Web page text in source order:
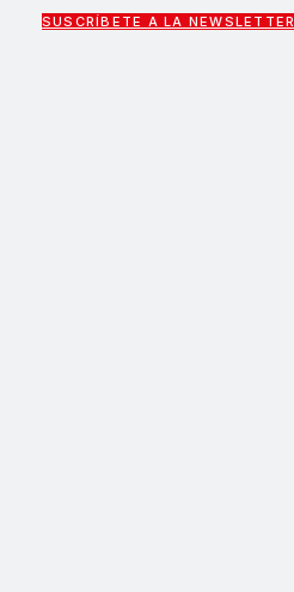
SUSCRÍBETE A LA NEWSLETTER